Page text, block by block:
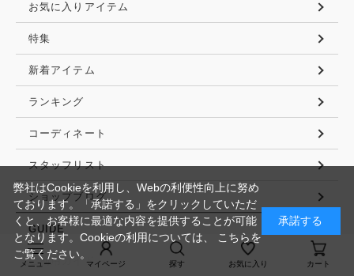
メニュー マイページ 探す お気に入り カート
お気に入りアイテム
特集
新着アイテム
ランキング
コーディネート
スタッフリスト
ショップブログ
GUIDE
ご利用ガイド
弊社はCookieを利用し、Webの利便性向上に努め
ております。「承諾する」をクリックしていただ
くと、お客様に最適な内容を提供することが可能
となります。Cookieの利用については、 こちらを
ご覧ください。
承諾する